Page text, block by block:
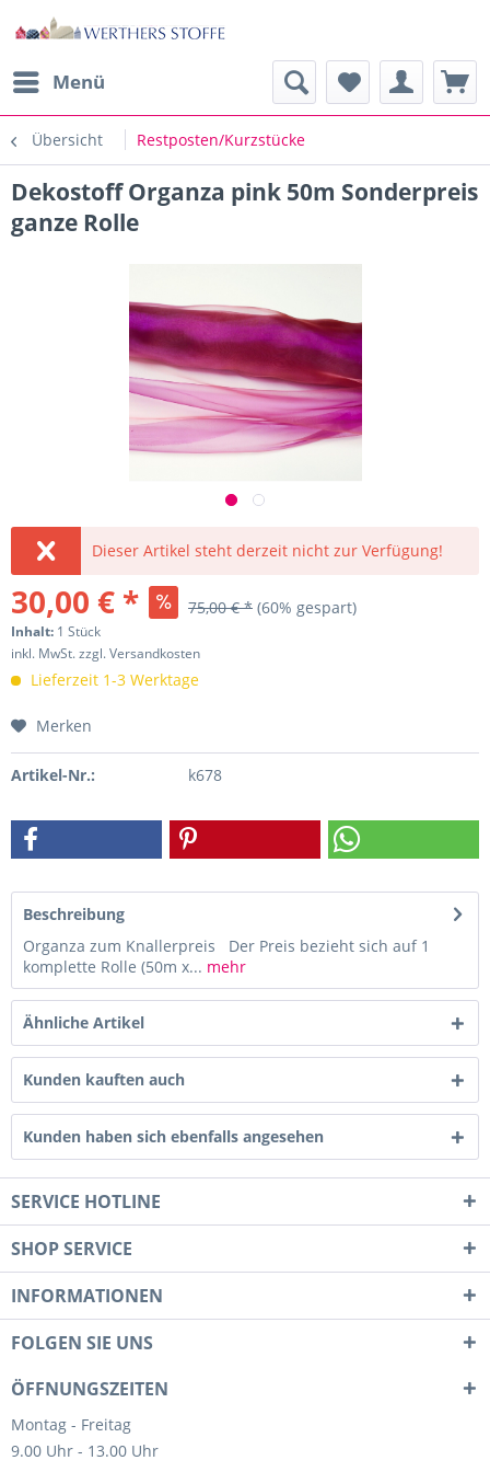
Menü
Übersicht Restposten/Kurzstücke
Dekostoff Organza pink 50m Sonderpreis
ganze Rolle
Dieser Artikel steht derzeit nicht zur Verfügung!
30,00 € * 75,00 € * (60% gespart)
Inhalt: 1 Stück
inkl. MwSt.zzgl. Versandkosten
Lieferzeit 1-3 Werktage
Merken
Artikel-Nr.: k678
Beschreibung
Organza zum Knallerpreis Der Preis bezieht sich auf 1
komplette Rolle (50m x... mehr
Ähnliche Artikel
Kunden kauften auch
Kunden haben sich ebenfalls angesehen
SERVICE HOTLINE
SHOP SERVICE
INFORMATIONEN
FOLGEN SIE UNS
ÖFFNUNGSZEITEN
Montag - Freitag
9.00 Uhr - 13.00 Uhr